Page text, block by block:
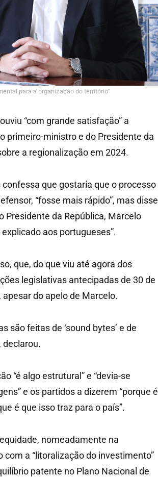
para a organização do território”
“com grande satisfação” a
primeiro-ministro e do Presidente da
a regionalização em 2024.
que gostaria que o processo
“fosse mais rápido”, mas disse
Presidente da República, Marcelo
aos portugueses”.
que, do que viu até agora dos
legislativas antecipadas de 30 de
do apelo de Marcelo.
são feitas de ‘sound bytes’ e de
declarou.
“é algo estrutural” e “devia-se
e os partidos a dizerem “porque é
é que isso traz para o país”.
nomeadamente na
a “litoralização do investimento”
patente no Plano Nacional de